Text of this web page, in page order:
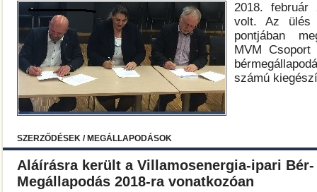
2018. február
volt. Az ülés
pontjában
MVM Csoport
számú
SZERZŐDÉSEK / MEGÁLLAPODÁSOK
Aláírásra került a Villamosenergia-ipari
Megállapodás 2018-ra vonatkozóan